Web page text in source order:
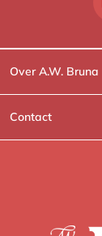
Over A.W. Bruna
Wat wij doen
Wie is Wie?
Contact